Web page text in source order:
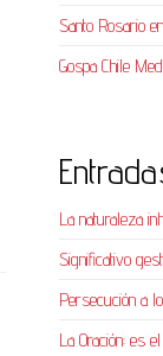
Santo Rosario
Gospa Chile
La naturaleza
Significativo
Persecución a
La Oración: es